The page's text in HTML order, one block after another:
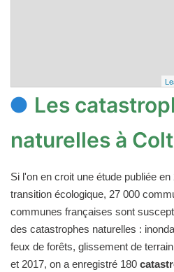
Les
naturelles à
Si l'on en croit une étude publiée
transition écologique, 27 000
communes françaises sont
des catastrophes naturelles :
feux de forêts, glissement de
et 2017, on a enregistré 180